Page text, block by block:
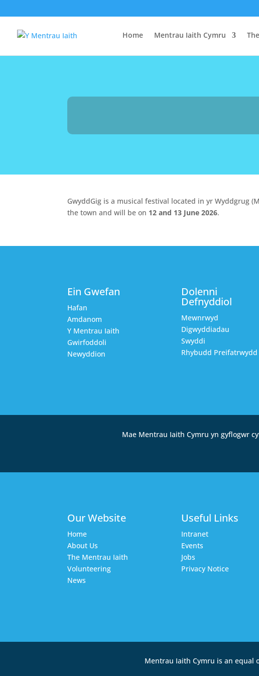
Home Mentrau Iaith Cymru
GwyddGig is a musical festival located in yr Wyddgrug
the town and will be on 12 and 13 June 2026.
Ein Gwefan
Hafan
Amdanom
Y Mentrau Iaith
Gwirfoddoli
Newyddion
Dolenni
Defnyddiol
Mewnrwyd
Digwyddiadau
Swyddi
Rhybudd Preifatrwydd
Mae Mentrau Iaith Cymru yn gyflogwr
Our Website
Home
About Us
The Mentrau Iaith
Volunteering
News
Useful Links
Intranet
Events
Jobs
Privacy Notice
Mentrau Iaith Cymru is an